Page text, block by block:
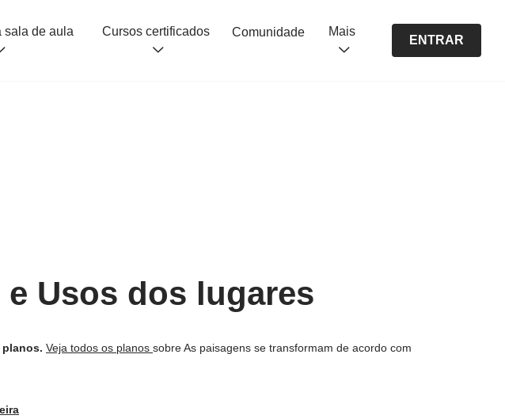
sala de aula Cursos certificados Comunidade Mais
ENTRAR
Usos dos lugares
planos. Veja todos os planos sobre As paisagens se transformam de acordo com